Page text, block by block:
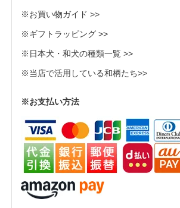
※お買い物ガイド >>
※ギフトラッピング >>
※日本犬・和犬の種類一覧 >>
※当店で活用している和柄たち>>
※お支払い方法